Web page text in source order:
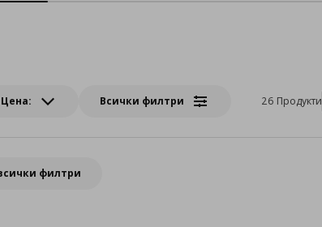
Цена: Всички филтри 26 Продукти
филтри